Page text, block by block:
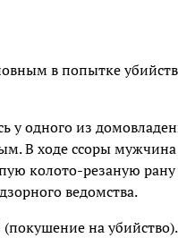
в попытке
у одного из
В ходе ссоры
колото-резаную рану
ведомства.
на убийство).